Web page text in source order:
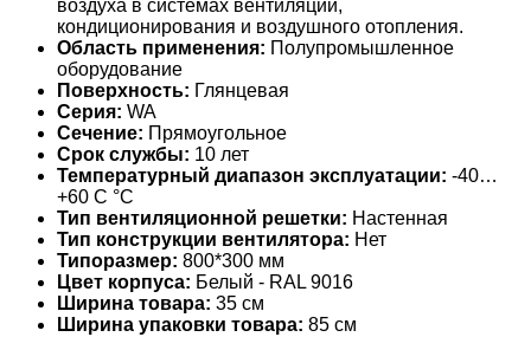
воздуха в системах вентиляции,
кондиционирования и воздушного отопления.
Область применения: Полупромышленное
оборудование
Поверхность: Глянцевая
Серия: WA
Сечение: Прямоугольное
Срок службы: 10 лет
Температурный диапазон эксплуатации: -40…
+60 С °С
Тип вентиляционной решетки: Настенная
Тип конструкции вентилятора: Нет
Типоразмер: 800*300 мм
Цвет корпуса: Белый - RAL 9016
Ширина товара: 35 см
Ширина упаковки товара: 85 см